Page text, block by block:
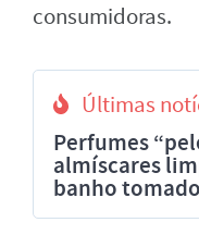
consumidoras.
Últimas
Perfumes
almíscares
banho